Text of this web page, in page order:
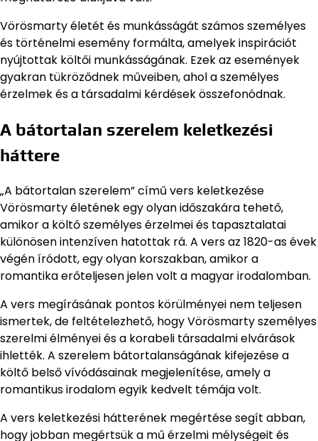
Vörösmarty életét és munkásságát számos személyes
és történelmi esemény formálta, amelyek inspirációt
nyújtottak költői munkásságának. Ezek az események
gyakran tükröződnek műveiben, ahol a személyes
érzelmek és a társadalmi kérdések összefonódnak.
A bátortalan szerelem keletkezési
háttere
„A bátortalan szerelem” című vers keletkezése
Vörösmarty életének egy olyan időszakára tehető,
amikor a költő személyes érzelmei és tapasztalatai
különösen intenzíven hatottak rá. A vers az 1820-as évek
végén íródott, egy olyan korszakban, amikor a
romantika erőteljesen jelen volt a magyar irodalomban.
A vers megírásának pontos körülményei nem teljesen
ismertek, de feltételezhető, hogy Vörösmarty személyes
szerelmi élményei és a korabeli társadalmi elvárások
ihlették. A szerelem bátortalanságának kifejezése a
költő belső vívódásainak megjelenítése, amely a
romantikus irodalom egyik kedvelt témája volt.
A vers keletkezési hátterének megértése segít abban,
hogy jobban megértsük a mű érzelmi mélységeit és